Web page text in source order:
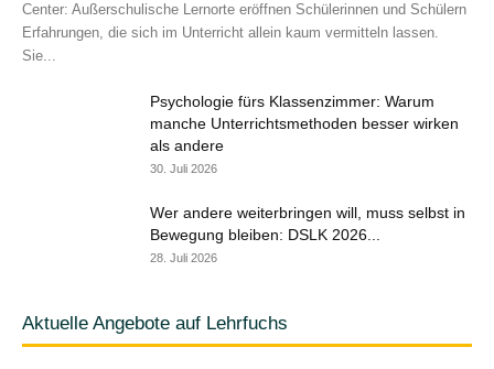
Center: Außerschulische Lernorte eröffnen Schülerinnen und Schülern
Erfahrungen, die sich im Unterricht allein kaum vermitteln lassen.
Sie...
Psychologie fürs Klassenzimmer: Warum
manche Unterrichtsmethoden besser wirken
als andere
30. Juli 2026
Wer andere weiterbringen will, muss selbst in
Bewegung bleiben: DSLK 2026...
28. Juli 2026
Aktuelle Angebote auf Lehrfuchs